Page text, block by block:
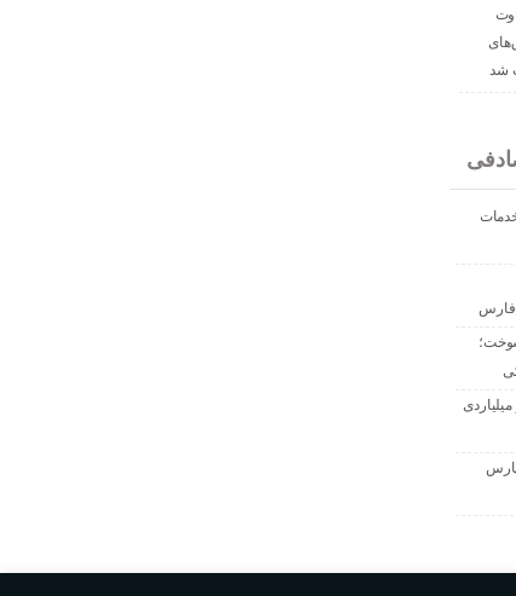
شد
فارس
نفت؛ جریمه ۲۸۷ هزار میلیاردی